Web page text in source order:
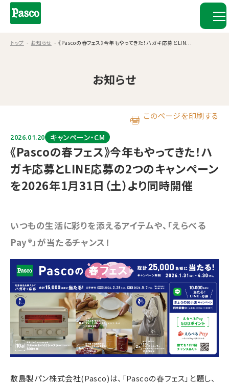
トップ お知らせ 《Pascoの春フェス》今年もやってきた！ハガキ応募とLIN...
お知らせ
《Pascoの春フェス》今年もやってきた！ハ
ガキ応募とLINE応募の2つのキャンペーン
を2026年1月31日（土）より同時開催
2026.01.20 キャンペーン・CM
このページを印刷する
いつもの生活に彩りを添えるアイテムや、「えらべる
Pay®」が当たるチャンス！
敷島製パン株式会社(Pasco)は、「Pascoの春フェス」と題し、